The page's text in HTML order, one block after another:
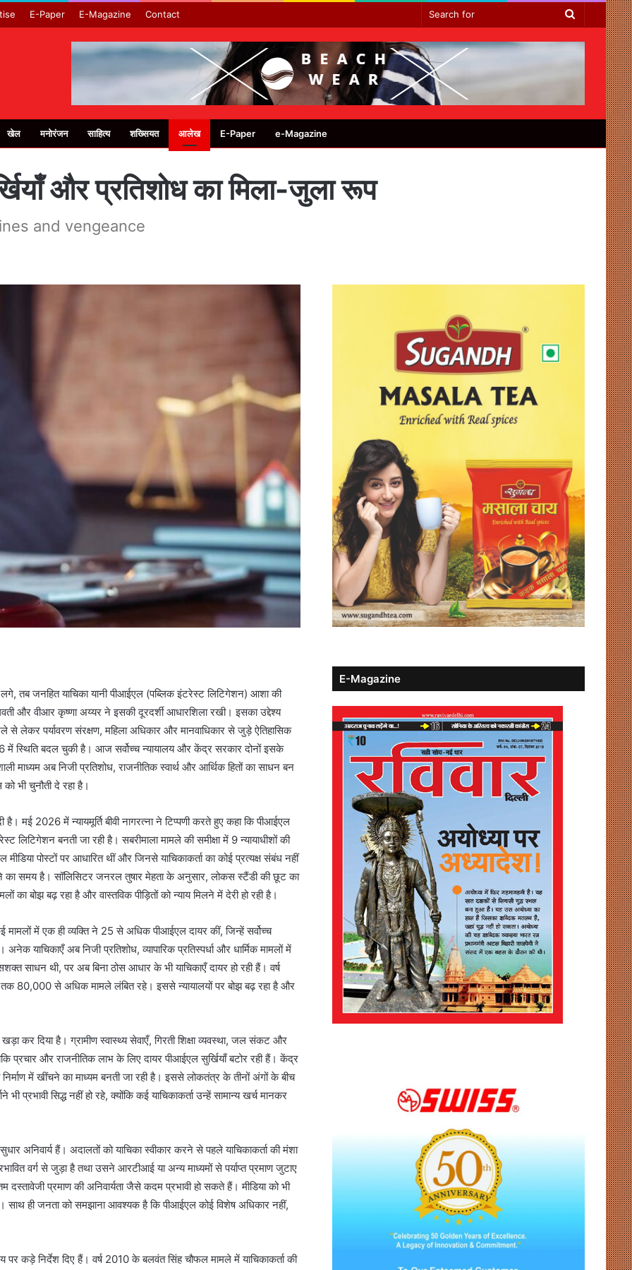
E-Paper E-Magazine Contact
Search
for
खेल मनोरंजन साहित्य शख्सियत आलेख E-Paper e-Magazine
और प्रतिशोध का मिला-जुला रूप
and vengeance
तब जनहित याचिका यानी पीआईएल (पब्लिक इंटरेस्ट लिटिगेशन) आशा की
और वीआर कृष्णा अय्यर ने इसकी दूरदर्शी आधारशिला रखी। इसका उद्देश्य
से लेकर पर्यावरण संरक्षण, महिला अधिकार और मानवाधिकार से जुड़े ऐतिहासिक
स्थिति बदल चुकी है। आज सर्वोच्च न्यायालय और केंद्र सरकार दोनों इसके
माध्यम अब निजी प्रतिशोध, राजनीतिक स्वार्थ और आर्थिक हितों का साधन बन
भी चुनौती दे रहा है।
मई 2026 में न्यायमूर्ति बीवी नागरत्ना ने टिप्पणी करते हुए कहा कि पीआईएल
बनती जा रही है। सबरीमाला मामले की समीक्षा में 9 न्यायाधीशों की
पोस्टों पर आधारित थीं और जिनसे याचिकाकर्ता का कोई प्रत्यक्ष संबंध नहीं
समय है। सॉलिसिटर जनरल तुषार मेहता के अनुसार, लोकस स्टैंडी की छूट का
बोझ बढ़ रहा है और वास्तविक पीड़ितों को न्याय मिलने में देरी हो रही है।
मामलों में एक ही व्यक्ति ने 25 से अधिक पीआईएल दायर कीं, जिन्हें सर्वोच्च
याचिकाएँ अब निजी प्रतिशोध, व्यापारिक प्रतिस्पर्धा और धार्मिक मामलों में
साधन थी, पर अब बिना ठोस आधार के भी याचिकाएँ दायर हो रही हैं। वर्ष
80,000 से अधिक मामले लंबित रहे। इससे न्यायालयों पर बोझ बढ़ रहा है और
कर दिया है। ग्रामीण स्वास्थ्य सेवाएँ, गिरती शिक्षा व्यवस्था, जल संकट और
प्रचार और राजनीतिक लाभ के लिए दायर पीआईएल सुर्खियाँ बटोर रही हैं। केंद्र
में खींचने का माध्यम बनती जा रही है। इससे लोकतंत्र के तीनों अंगों के बीच
प्रभावी सिद्ध नहीं हो रहे, क्योंकि कई याचिकाकर्ता उन्हें सामान्य खर्च मानकर
अनिवार्य हैं। अदालतों को याचिका स्वीकार करने से पहले याचिकाकर्ता की मंशा
वर्ग से जुड़ा है तथा उसने आरटीआई या अन्य माध्यमों से पर्याप्त प्रमाण जुटाए
प्रमाण की अनिवार्यता जैसे कदम प्रभावी हो सकते हैं। मीडिया को भी
ही जनता को समझाना आवश्यक है कि पीआईएल कोई विशेष अधिकार नहीं,
कड़े निर्देश दिए हैं। वर्ष 2010 के बलवंत सिंह चौफल मामले में याचिकाकर्ता की
E-Magazine